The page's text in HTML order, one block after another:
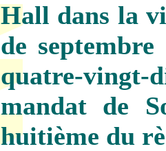
Hall dans la
de
quatre-vingt-
mandat de
huitième du